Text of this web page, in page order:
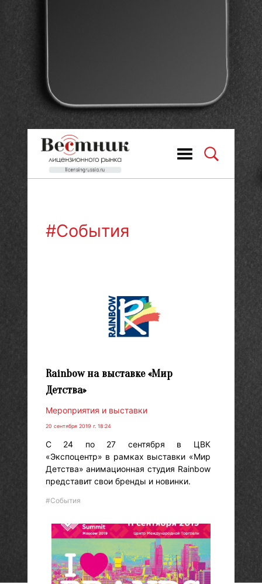
#События
Rainbow на выставке «Мир
Детства»
Мероприятия и выставки
20 сентября 2019 г. 18:24
С 24 по 27 сентября в ЦВК
«Экспоцентр» в рамках выставки «Мир
Детства» анимационная студия Rainbow
представит свои бренды и новинки.
#События